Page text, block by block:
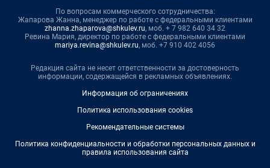
По вопросам коммерческого сотрудничества:
Жапарова Жанна, менеджер по работе с федеральными клиентами
zhanna.zhaparova@shkulev.ru, моб. + 7 982 640 34 32
Ревина Мария, директор по работе с федеральными клиентами
mariya.revina@shkulev.ru, моб. +7 910 402 4056
Редакция сайта не несет ответственности за достоверность
информации, содержащейся в рекламных объявлениях.
Информация об ограничениях
Политика использования cookies
Рекомендательные системы
Политика конфиденциальности и обработки персональных данных и
правила использования сайта